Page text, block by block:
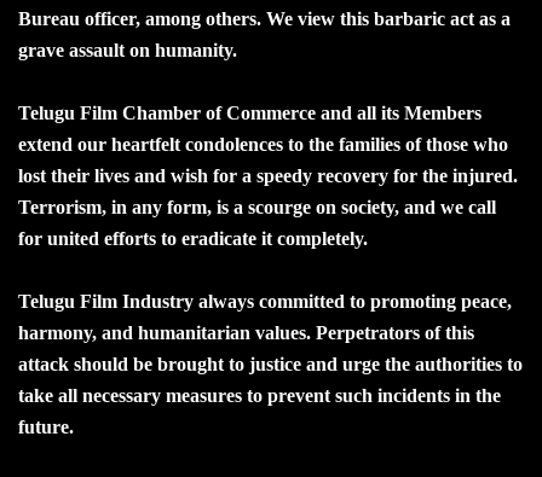
Bureau officer, among others. We view this barbaric act as a
grave assault on humanity.
Telugu Film Chamber of Commerce and all its Members
extend our heartfelt condolences to the families of those who
lost their lives and wish for a speedy recovery for the injured.
Terrorism, in any form, is a scourge on society, and we call
for united efforts to eradicate it completely.
Telugu Film Industry always committed to promoting peace,
harmony, and humanitarian values. Perpetrators of this
attack should be brought to justice and urge the authorities to
take all necessary measures to prevent such incidents in the
future.